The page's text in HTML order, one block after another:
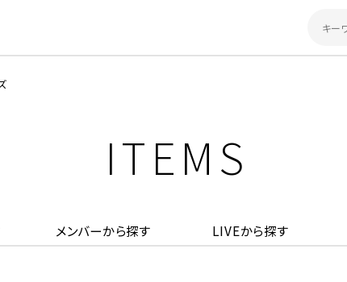
ITEMS
メンバーから探す LIVEから探す